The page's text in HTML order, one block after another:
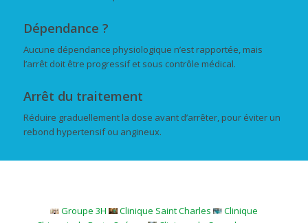
Dépendance ?
Aucune dépendance physiologique n’est rapportée, mais
l’arrêt doit être progressif et sous contrôle médical.
Arrêt du traitement
Réduire graduellement la dose avant d’arrêter, pour éviter un
rebond hypertensif ou angineux.
Groupe 3H Clinique Saint Charles
Clinique